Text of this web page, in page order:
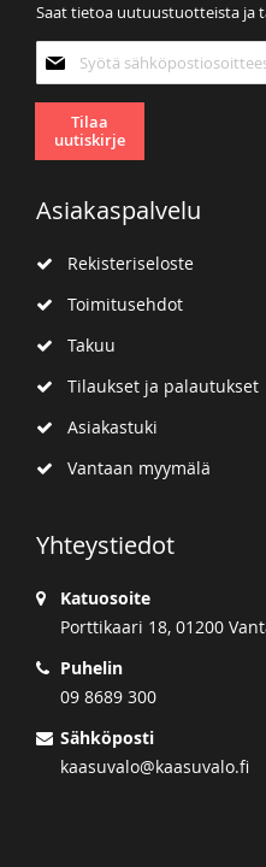
Saat tietoa uutuustuotteista ja
uutiskirjeemme:
Tilaa
uutiskirje
Asiakaspalvelu
Rekisteriseloste
Toimitusehdot
Takuu
Tilaukset ja palautukset
Asiakastuki
Vantaan myymälä
Yhteystiedot
Katuosoite
Porttikaari 18, 01200
Puhelin
09 8689 300
Sähköposti
kaasuvalo@kaasuvalo.fi